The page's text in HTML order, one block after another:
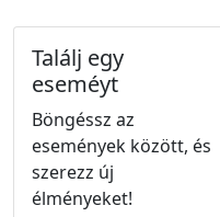
Találj egy
eseméyt
Böngéssz az
események között, és
szerezz új
élményeket!